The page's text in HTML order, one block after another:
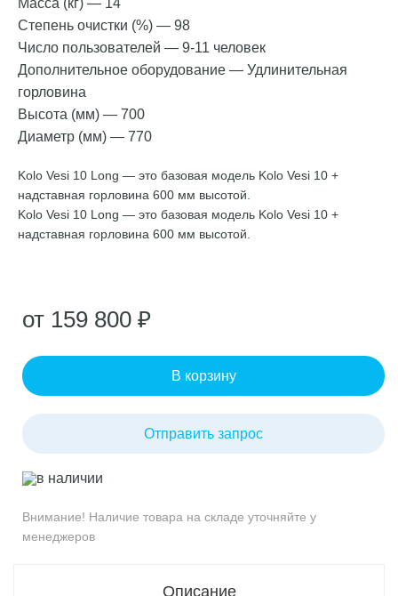
Масса (кг) — 14
Степень очистки (%) — 98
Число пользователей — 9-11 человек
Дополнительное оборудование — Удлинительная
горловина
Высота (мм) — 700
Диаметр (мм) — 770
Kolo Vesi 10 Long — это базовая модель Kolo Vesi 10 +
надставная горловина 600 мм высотой.
Kolo Vesi 10 Long — это базовая модель Kolo Vesi 10 +
надставная горловина 600 мм высотой.
от 159 800 ₽
В корзину
Отправить запрос
в наличии
Внимание! Наличие товара на складе уточняйте у
менеджеров
Описание